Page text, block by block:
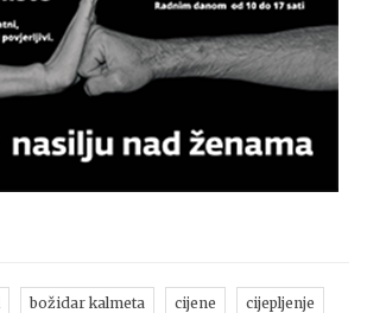
božidar kalmeta cijene cijepljenje